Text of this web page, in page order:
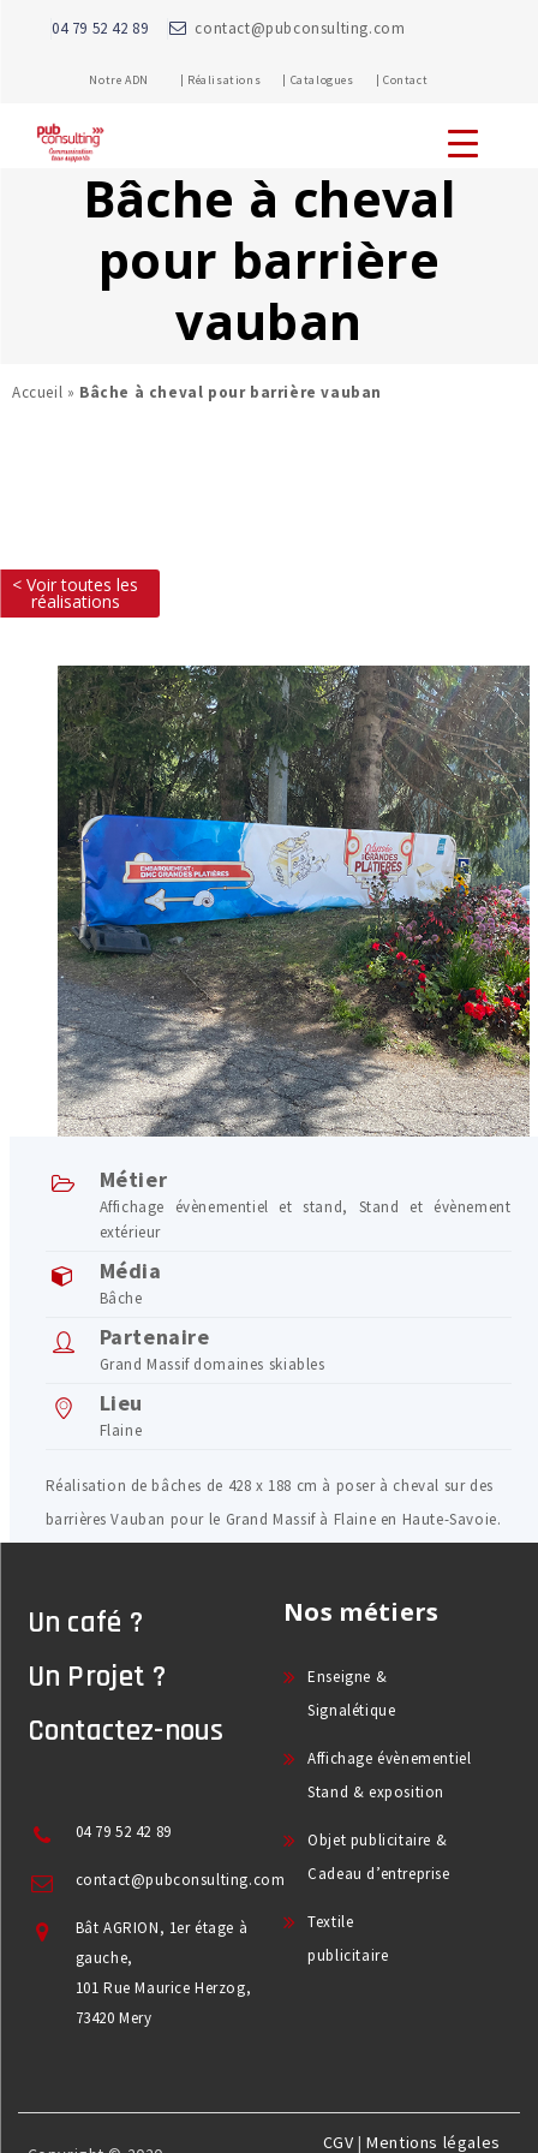
04 79 52 42 89 contact@pubconsulting.com
Notre ADN | Réalisations | Catalogues | Contact
Bâche à cheval
pour barrière
vauban
Accueil » Bâche à cheval pour barrière vauban
< Voir toutes les
réalisations
Métier
Affichage évènementiel et stand, Stand et évènement
extérieur
Média
Bâche
Partenaire
Grand Massif domaines skiables
Lieu
Flaine
Réalisation de bâches de 428 x 188 cm à poser à cheval sur des
barrières Vauban pour le Grand Massif à Flaine en Haute-Savoie.
Un café ?
Un Projet ?
Contactez-nous
04 79 52 42 89
contact@pubconsulting.com
Bât AGRION, 1er étage à
gauche,
101 Rue Maurice Herzog,
73420 Mery
Nos métiers
Enseigne &
Signalétique
Affichage évènementiel
Stand & exposition
Objet publicitaire &
Cadeau d’entreprise
Textile
publicitaire
CGV |Mentions légales